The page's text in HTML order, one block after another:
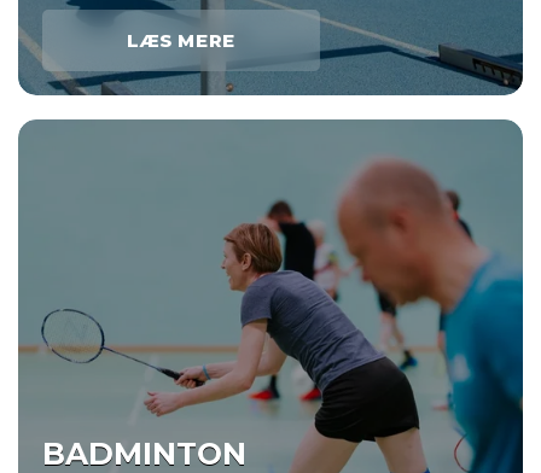
LÆS MERE
BADMINTON